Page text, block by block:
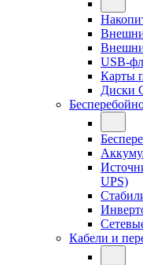
USB-
Карты
Диски
UPS)
Кабели и